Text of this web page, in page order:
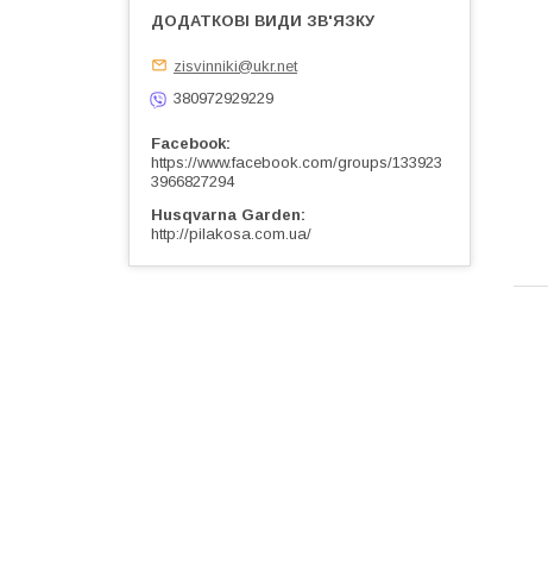
zisvinniki@ukr.net
380972929229
Facebook
https://www.facebook.com/groups/133923
3966827294
Husqvarna Garden
http://pilakosa.com.ua/